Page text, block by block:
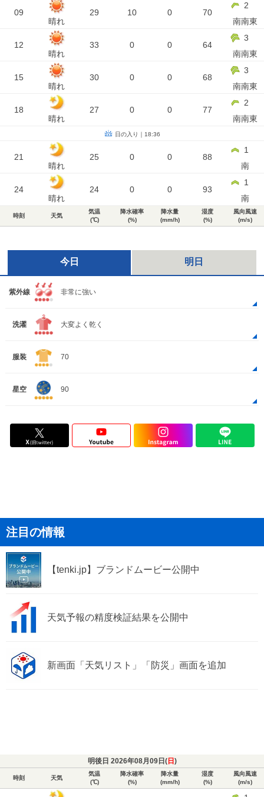
09
晴れ
29 10 0 70
2
南南東
12
晴れ
33 0 0 64
3
南南東
15
晴れ
30 0 0 68
3
南南東
18
晴れ
27 0 0 77
2
南南東
日の入り｜18:36
21
晴れ
25 0 0 88
1
南
24
晴れ
24 0 0 93
1
南
時刻 天気
気温
(℃)
降水確率
(%)
降水量
(mm/h)
湿度
(%)
風向風速
(m/s)
今日 明日
紫外線 非常に強い
洗濯 大変よく乾く
服装 70
星空 90
注目の情報
【tenki.jp】ブランドムービー公開中
天気予報の精度検証結果を公開中
新画面「天気リスト」「防災」画面を追加
明後日 2026年08月09日(日 )
時刻 天気
気温
(℃)
降水確率
(%)
降水量
(mm/h)
湿度
(%)
風向風速
(m/s)